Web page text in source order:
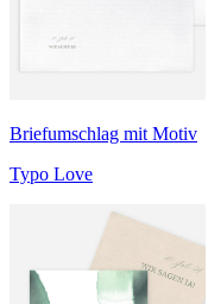
Briefumschlag mit Motiv
Typo Love